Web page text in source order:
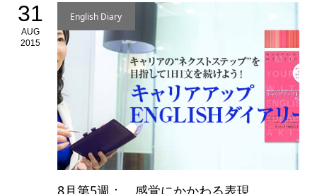
31
AUG
2015
English Diary
8月第5週： 感覚にかかわる表現